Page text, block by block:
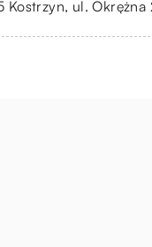
ul. Okrężna